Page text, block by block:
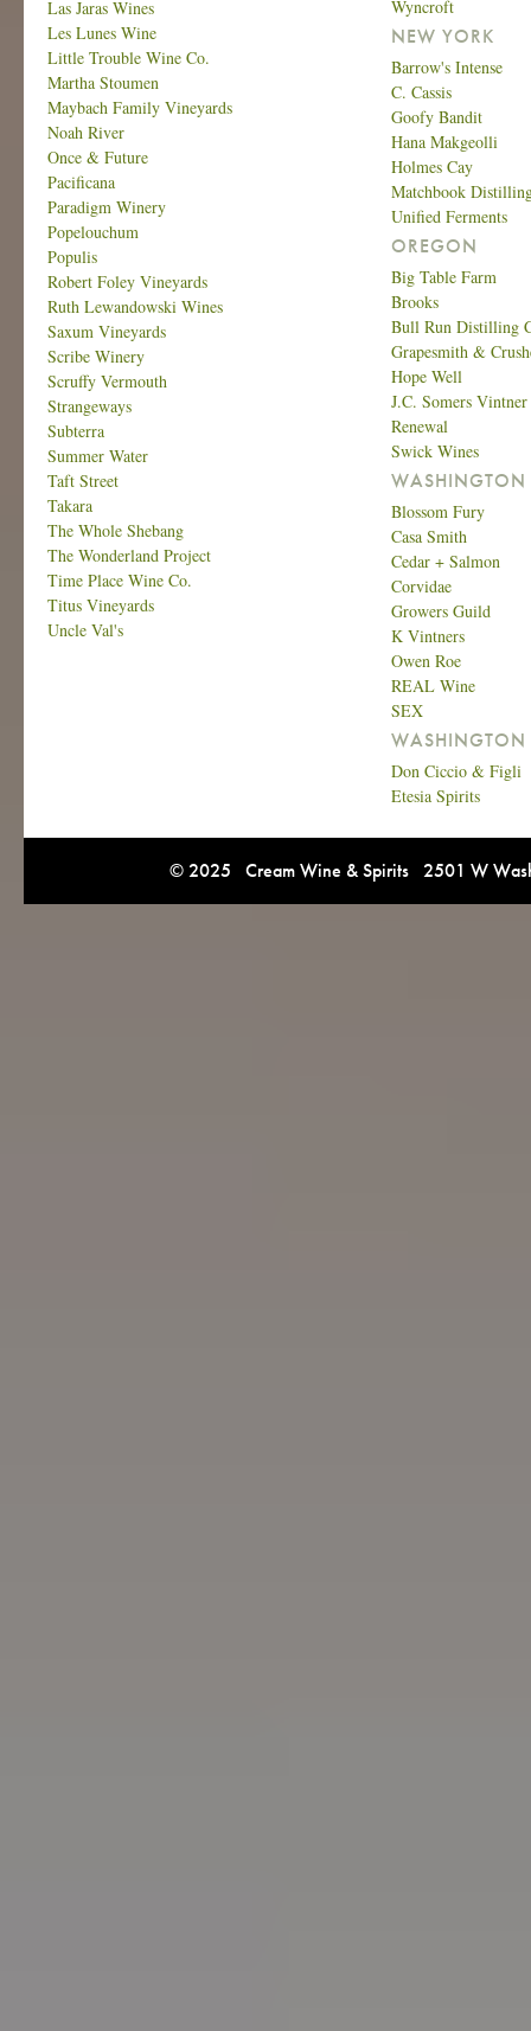
Las Jaras Wines
Les Lunes Wine
Little Trouble Wine Co.
Martha Stoumen
Maybach Family Vineyards
Noah River
Once & Future
Pacificana
Paradigm Winery
Popelouchum
Populis
Robert Foley Vineyards
Ruth Lewandowski Wines
Saxum Vineyards
Scribe Winery
Scruffy Vermouth
Strangeways
Subterra
Summer Water
Taft Street
Takara
The Whole Shebang
The Wonderland Project
Time Place Wine Co.
Titus Vineyards
Uncle Val's
Wyncroft
NEW YORK
Barrow's Intense
C. Cassis
Goofy Bandit
Hana Makgeolli
Holmes Cay
Matchbook
Unified Ferments
OREGON
Big Table Farm
Brooks
Bull Run Distilling
Grapesmith &
Hope Well
J.C. Somers Vintner
Renewal
Swick Wines
WASHINGTON
Blossom Fury
Casa Smith
Cedar + Salmon
Corvidae
Growers Guild
K Vintners
Owen Roe
REAL Wine
SEX
WASHINGTON
Don Ciccio & Figli
Etesia Spirits
© 2025 Cream Wine & Spirits 2501 W